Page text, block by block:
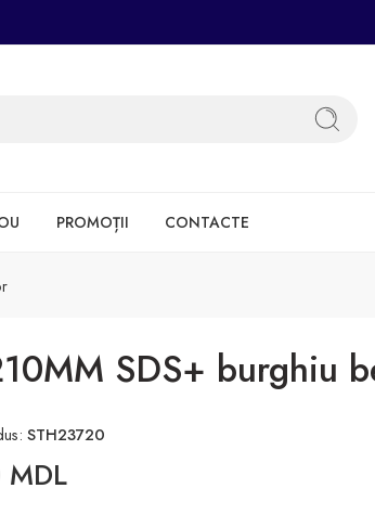
PROMOȚII CONTACTE
SDS+ burghiu
STH23720
MDL